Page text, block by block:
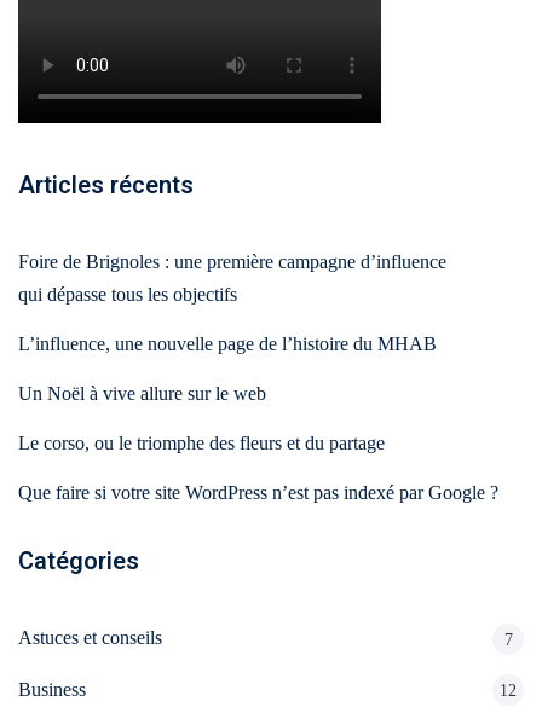
Articles récents
Foire de Brignoles : une première campagne d’influence
qui dépasse tous les objectifs
L’influence, une nouvelle page de l’histoire du MHAB
Un Noël à vive allure sur le web
Le corso, ou le triomphe des fleurs et du partage
Que faire si votre site WordPress n’est pas indexé par Google ?
Catégories
Astuces et conseils 7
Business 12